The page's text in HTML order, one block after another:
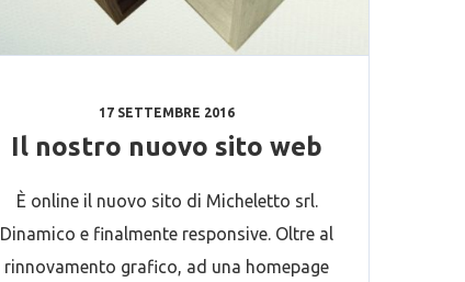
17 SETTEMBRE 2016
Il nostro nuovo sito web
È online il nuovo sito di Micheletto srl.
Dinamico e finalmente responsive. Oltre al
rinnovamento grafico, ad una homepage